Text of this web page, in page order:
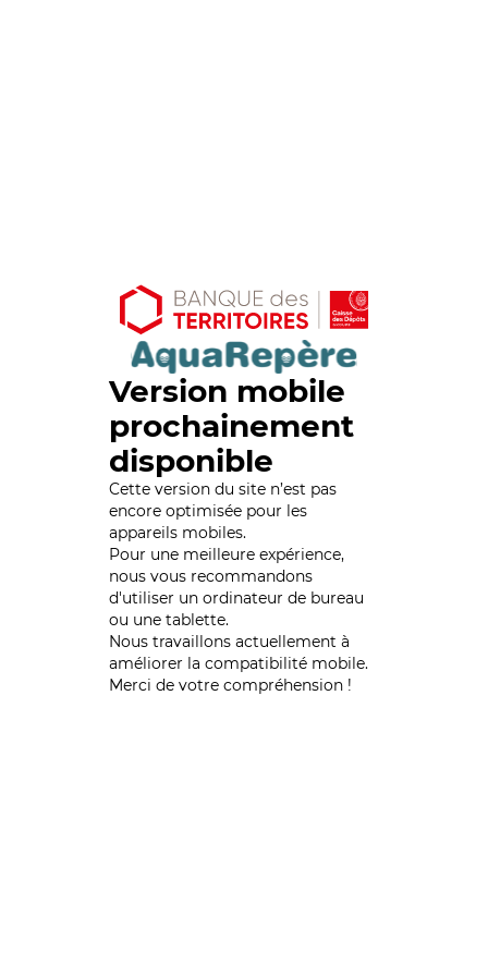
Version mobile
prochainement
disponible
Cette version du site n’est pas
encore optimisée pour les
appareils mobiles.
Pour une meilleure expérience,
nous vous recommandons
d'utiliser un ordinateur de bureau
ou une tablette.
Nous travaillons actuellement à
améliorer la compatibilité mobile.
Merci de votre compréhension !